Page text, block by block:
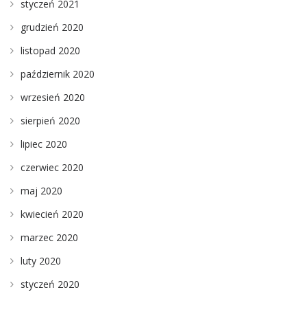
styczeń 2021
grudzień 2020
listopad 2020
październik 2020
wrzesień 2020
sierpień 2020
lipiec 2020
czerwiec 2020
maj 2020
kwiecień 2020
marzec 2020
luty 2020
styczeń 2020